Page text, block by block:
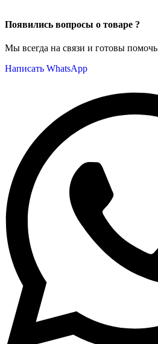
Появились вопросы о товаре ?
Мы всегда на связи и готовы помочь
Написать WhatsApp